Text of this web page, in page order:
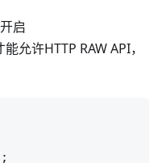
启
能允许HTTP RAW API，